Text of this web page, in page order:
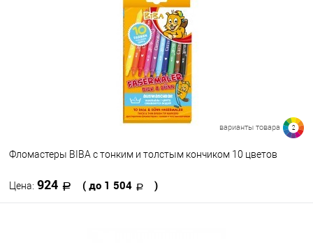
В наличии
варианты товара 2
Фломастеры BIBA с тонким и толстым кончиком 10 цветов
Цена: 924 ( до 1 504 )